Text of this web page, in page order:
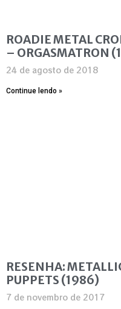
ROADIE METAL
– ORGASMATRON
24 de agosto de 2018
Continue lendo »
RESENHA:
PUPPETS (1986)
7 de novembro de 2017